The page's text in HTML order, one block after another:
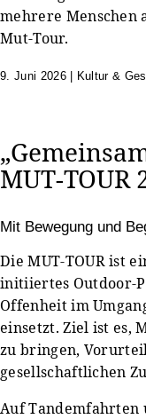
9. Juni 2026| Kultur &
MUT-TOUR
Mit Bewegung und
Die MUT-TOUR ist
initiiertes Outdoor-
Offenheit im
einsetzt. Ziel ist es,
zu bringen,
gesellschaftlichen
Auf Tandemfahrten